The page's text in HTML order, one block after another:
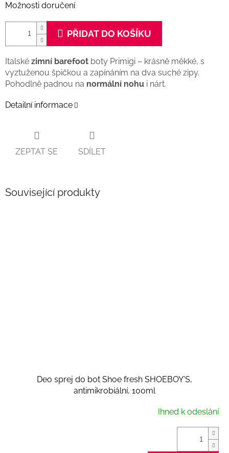
Možnosti doručení
PŘIDAT DO KOŠÍKU
Italské zimní barefoot boty Primigi – krásně měkké, s
vyztuženou špičkou a zapínáním na dva suché zipy.
Pohodlně padnou na normální nohu i nárt.
Detailní informace
ZEPTAT SE SDÍLET
Související produkty
Deo sprej do bot Shoe fresh SHOEBOY'S,
antimikrobiální, 100ml
Ihned k odeslání